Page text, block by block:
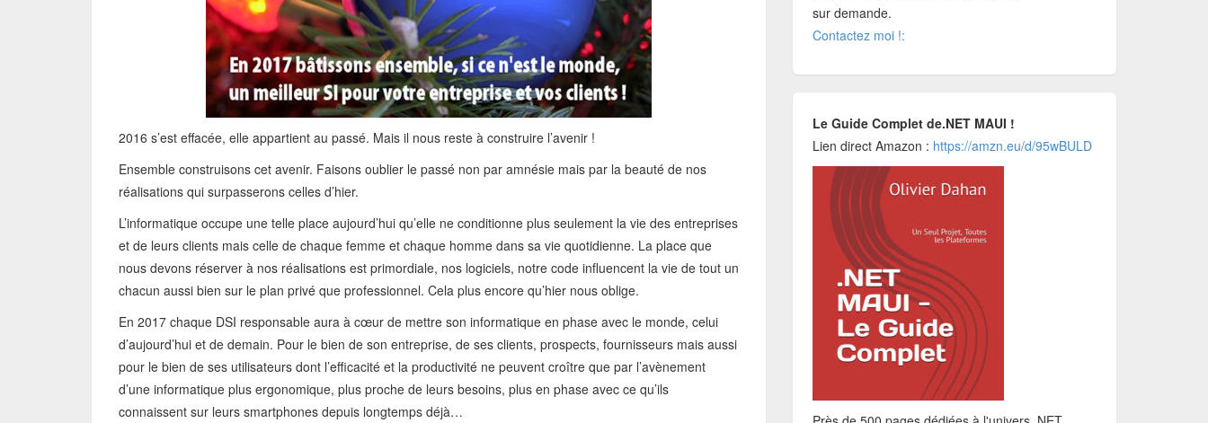
2016 s’est effacée, elle appartient au passé. Mais il nous reste à construire l’avenir !
Ensemble construisons cet avenir. Faisons oublier le passé non par amnésie mais par la beauté de nos
réalisations qui surpasserons celles d’hier.
L’informatique occupe une telle place aujourd’hui qu’elle ne conditionne plus seulement la vie des entreprises
et de leurs clients mais celle de chaque femme et chaque homme dans sa vie quotidienne. La place que
nous devons réserver à nos réalisations est primordiale, nos logiciels, notre code influencent la vie de tout un
chacun aussi bien sur le plan privé que professionnel. Cela plus encore qu’hier nous oblige.
En 2017 chaque DSI responsable aura à cœur de mettre son informatique en phase avec le monde, celui
d’aujourd’hui et de demain. Pour le bien de son entreprise, de ses clients, prospects, fournisseurs mais aussi
pour le bien de ses utilisateurs dont l’efficacité et la productivité ne peuvent croître que par l’avènement
d’une informatique plus ergonomique, plus proche de leurs besoins, plus en phase avec ce qu’ils
connaissent sur leurs smartphones depuis longtemps déjà…
sur demande.
Contactez moi !:
Le Guide Complet de.NET MAUI !
Lien direct Amazon : https://amzn.eu/d/95wBULD